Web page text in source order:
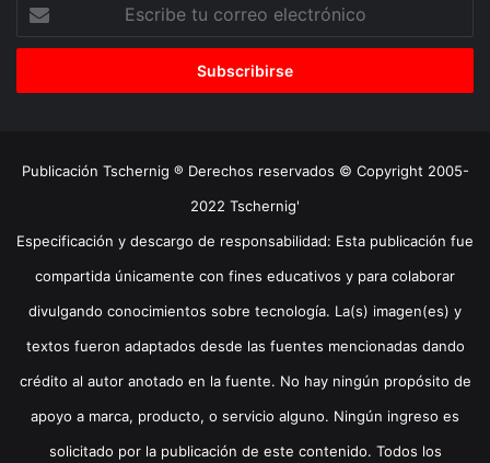
correo
Publicación Tschernig ® Derechos reservados © Copyright 2005-
2022 Tschernig'
Especificación y descargo de responsabilidad: Esta publicación fue
compartida únicamente con fines educativos y para colaborar
divulgando conocimientos sobre tecnología. La(s) imagen(es) y
textos fueron adaptados desde las fuentes mencionadas dando
crédito al autor anotado en la fuente. No hay ningún propósito de
apoyo a marca, producto, o servicio alguno. Ningún ingreso es
solicitado por la publicación de este contenido. Todos los